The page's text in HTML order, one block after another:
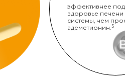
эффективнее
здоровье печени
системы, чем
адеметионин. 5